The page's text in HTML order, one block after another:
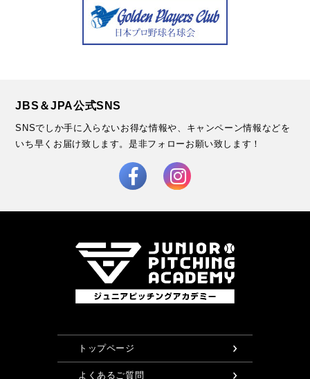
JBS＆JPA公式SNS
SNSでしか手に入らないお得な情報や、キャンペーン情報などを
いち早くお届け致します。是非フォローお願い致します！
トップページ
よくあるご質問